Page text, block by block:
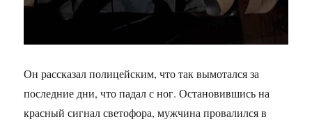
Он рассказал полицейским, что так вымотался за
последние дни, что падал с ног. Остановившись на
красный сигнал светофора, мужчина провалился в